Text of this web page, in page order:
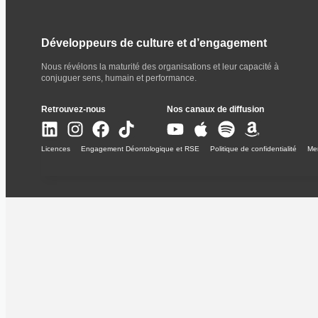
Développeurs de culture et d’engagement
Nous révélons la maturité des organisations et leur capacité à
conjuguer sens, humain et performance.
Retrouvez-nous Nos canaux de diffusion
Licences Engagement Déontologique et RSE Politique de confidentialité